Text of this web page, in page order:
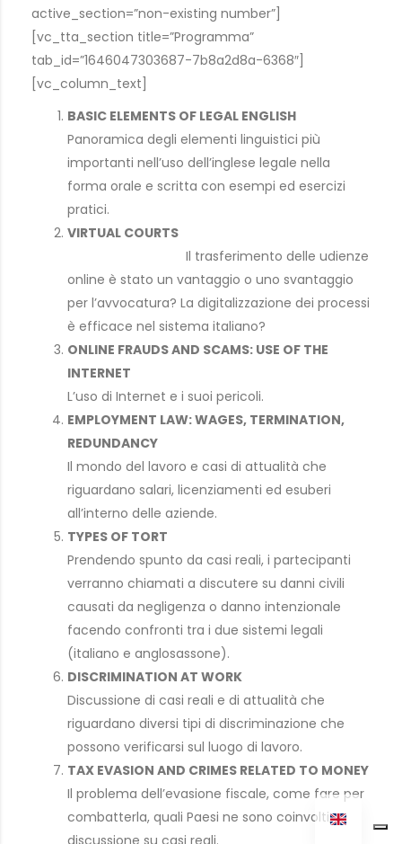
active_section=”non-existing number”]
[vc_tta_section title=”Programma”
tab_id=”1646047303687-7b8a2d8a-6368″]
[vc_column_text]
BASIC ELEMENTS OF LEGAL ENGLISH
Panoramica degli elementi linguistici più
importanti nell’uso dell’inglese legale nella
forma orale e scritta con esempi ed esercizi
pratici.
VIRTUAL COURTS
Il trasferimento delle udienze
online è stato un vantaggio o uno svantaggio
per l’avvocatura? La digitalizzazione dei processi
è efficace nel sistema italiano?
ONLINE FRAUDS AND SCAMS: USE OF THE
INTERNET
L’uso di Internet e i suoi pericoli.
EMPLOYMENT LAW: WAGES, TERMINATION,
REDUNDANCY
Il mondo del lavoro e casi di attualità che
riguardano salari, licenziamenti ed esuberi
all’interno delle aziende.
TYPES OF TORT
Prendendo spunto da casi reali, i partecipanti
verranno chiamati a discutere su danni civili
causati da negligenza o danno intenzionale
facendo confronti tra i due sistemi legali
(italiano e anglosassone).
DISCRIMINATION AT WORK
Discussione di casi reali e di attualità che
riguardano diversi tipi di discriminazione che
possono verificarsi sul luogo di lavoro.
TAX EVASION AND CRIMES RELATED TO MONEY
Il problema dell’evasione fiscale, come fare per
combatterla, quali Paesi ne sono coinvolti,
discussione su casi reali.